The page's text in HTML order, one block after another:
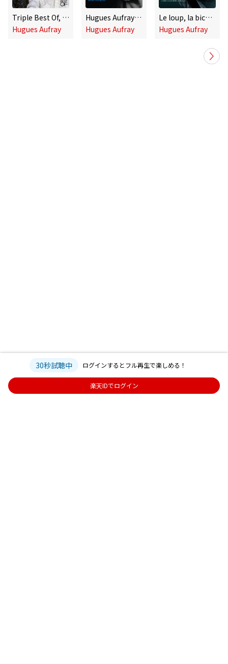
Triple Best Of, les années Atlantic (1971-1981)
Hugues Aufray
Hugues Aufray chante les plus belles chansons françaises
Hugues Aufray
Le loup, la biche et le chevalier (Une chanson douce)
Hugues Aufray
30秒試聴中 ログインするとフル再生で楽しめる！
楽天IDでログイン